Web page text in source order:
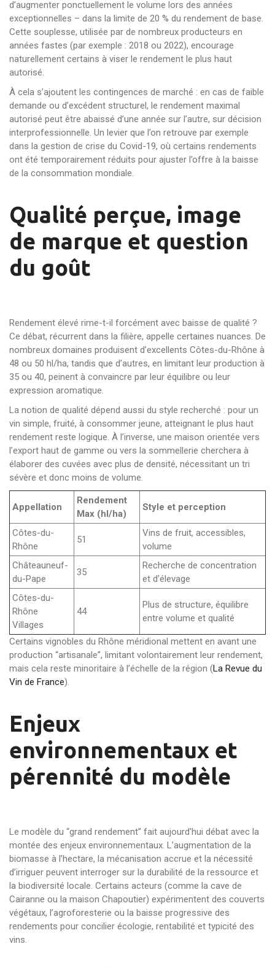
d’augmenter ponctuellement le volume lors des années
exceptionnelles – dans la limite de 20 % du rendement de base.
Cette souplesse, utilisée par de nombreux producteurs en
années fastes (par exemple : 2018 ou 2022), encourage
naturellement certains à viser le rendement le plus haut
autorisé.
À cela s’ajoutent les contingences de marché : en cas de faible
demande ou d’excédent structurel, le rendement maximal
autorisé peut être abaissé d’une année sur l’autre, sur décision
interprofessionnelle. Un levier que l’on retrouve par exemple
dans la gestion de crise du Covid-19, où certains rendements
ont été temporairement réduits pour ajuster l’offre à la baisse
de la consommation mondiale.
Qualité perçue, image
de marque et question
du goût
Rendement élevé rime-t-il forcément avec baisse de qualité ?
Ce débat, récurrent dans la filière, appelle certaines nuances. De
nombreux domaines produisent d’excellents Côtes-du-Rhône à
48 ou 50 hl/ha, tandis que d’autres, en limitant leur production à
35 ou 40, peinent à convaincre par leur équilibre ou leur
expression aromatique.
La notion de qualité dépend aussi du style recherché : pour un
vin simple, fruité, à consommer jeune, atteignant le plus haut
rendement reste logique. À l’inverse, une maison orientée vers
l’export haut de gamme ou vers la sommellerie cherchera à
élaborer des cuvées avec plus de densité, nécessitant un tri
sévère et donc moins de volume.
Appellation
Rendement
Max (hl/ha)
Style et perception
Côtes-du-
Rhône
51
Vins de fruit, accessibles,
volume
Châteauneuf-
du-Pape
35
Recherche de concentration
et d’élevage
Côtes-du-
Rhône
Villages
44
Plus de structure, équilibre
entre volume et qualité
Certains vignobles du Rhône méridional mettent en avant une
production “artisanale”, limitant volontairement leur rendement,
mais cela reste minoritaire à l’échelle de la région (La Revue du
Vin de France).
Enjeux
environnementaux et
pérennité du modèle
Le modèle du “grand rendement” fait aujourd’hui débat avec la
montée des enjeux environnementaux. L’augmentation de la
biomasse à l’hectare, la mécanisation accrue et la nécessité
d’irriguer peuvent interroger sur la durabilité de la ressource et
la biodiversité locale. Certains acteurs (comme la cave de
Cairanne ou la maison Chapoutier) expérimentent des couverts
végétaux, l’agroforesterie ou la baisse progressive des
rendements pour concilier écologie, rentabilité et typicité des
vins.